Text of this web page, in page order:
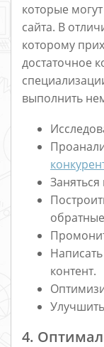
которые
сайта. В
которому
достаточное
выполнить
контент.
4.